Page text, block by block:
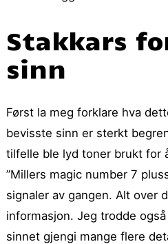
Stakkars
sinn
Først la meg forklare hva
bevisste sinn er sterkt
tilfelle ble lyd toner brukt for
”Millers magic number 7
signaler av gangen. Alt over
informasjon. Jeg trodde
sinnet gjengi mange flere